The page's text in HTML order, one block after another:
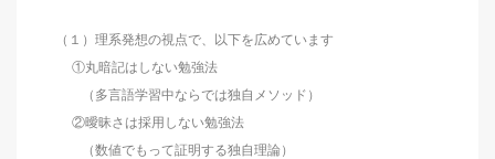
（１）理系発想の視点で、以下を広めています
①丸暗記はしない勉強法
（多言語学習中ならでは独自メソッド）
②曖昧さは採用しない勉強法
（数値でもって証明する独自理論）